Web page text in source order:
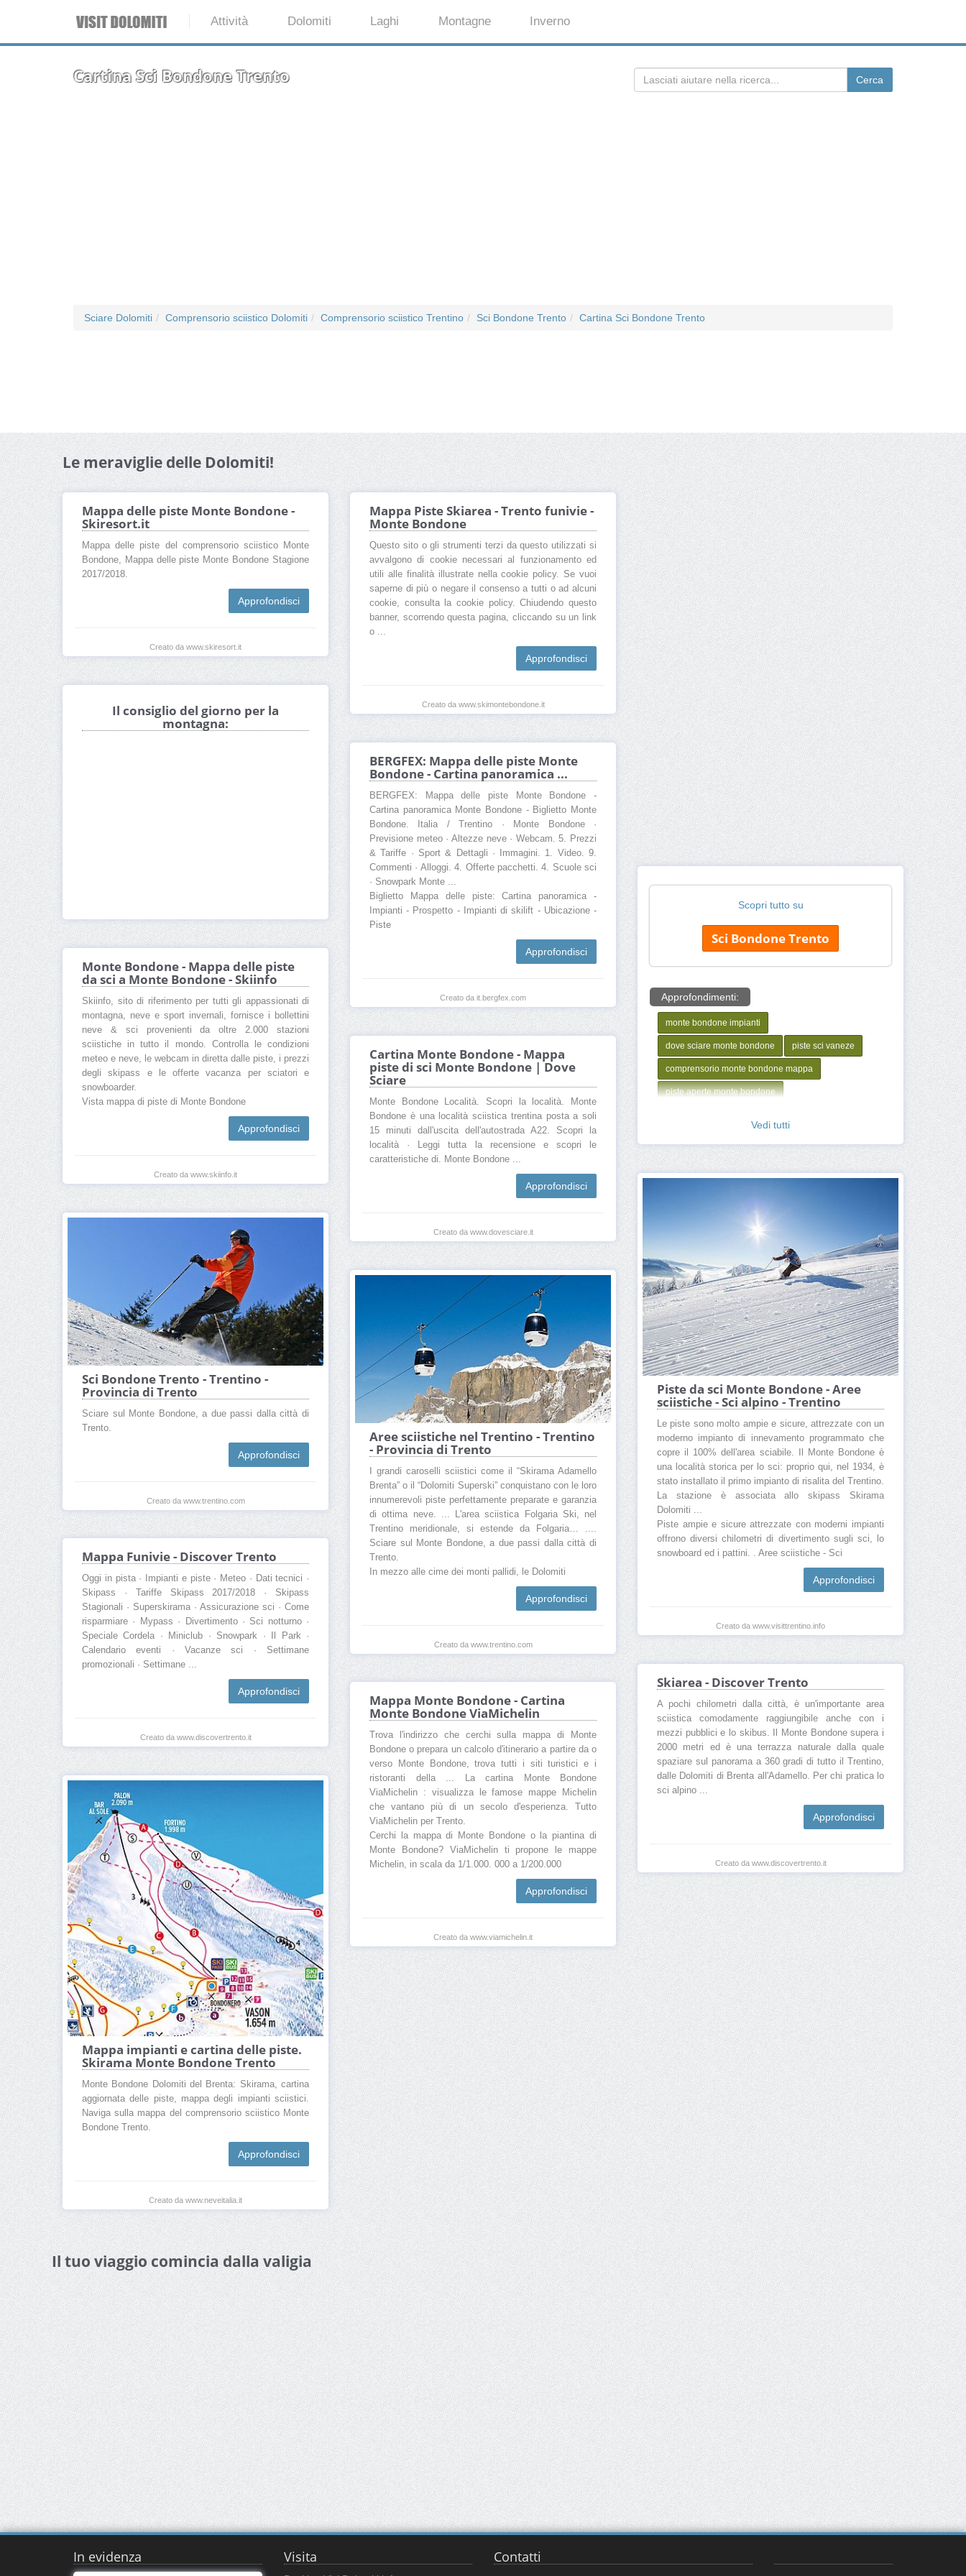
Attività Dolomiti Laghi Montagne Inverno
Cartina Sci Bondone Trento
Sciare Dolomiti Comprensorio sciistico Dolomiti Comprensorio sciistico Trentino Sci Bondone Trento Cartina Sci Bondone Trento
Le meraviglie delle Dolomiti!
Mappa delle piste Monte Bondone -
Skiresort.it
Mappa delle piste del comprensorio sciistico Monte
Bondone, Mappa delle piste Monte Bondone Stagione
2017/2018.
Approfondisci
Creato da www.skiresort.it
Mappa Piste Skiarea - Trento funivie -
Monte Bondone
Questo sito o gli strumenti terzi da questo utilizzati si
avvalgono di cookie necessari al funzionamento ed
utili alle finalità illustrate nella cookie policy. Se vuoi
saperne di più o negare il consenso a tutti o ad alcuni
cookie, consulta la cookie policy. Chiudendo questo
banner, scorrendo questa pagina, cliccando su un link
o ...
Approfondisci
Creato da www.skimontebondone.it
Scopri tutto su
Sci Bondone Trento
Approfondimenti:
monte bondone impianti
dove sciare monte bondone piste sci vaneze
comprensorio monte bondone mappa
piste aperte monte bondone
Vedi tutti
Il consiglio del giorno per la
montagna:
BERGFEX: Mappa delle piste Monte
Bondone - Cartina panoramica ...
BERGFEX: Mappa delle piste Monte Bondone -
Cartina panoramica Monte Bondone - Biglietto Monte
Bondone. Italia / Trentino · Monte Bondone ·
Previsione meteo · Altezze neve · Webcam. 5. Prezzi
& Tariffe · Sport & Dettagli · Immagini. 1. Video. 9.
Commenti · Alloggi. 4. Offerte pacchetti. 4. Scuole sci
· Snowpark Monte ...
Biglietto Mappa delle piste: Cartina panoramica -
Impianti - Prospetto - Impianti di skilift - Ubicazione -
Piste
Approfondisci
Creato da it.bergfex.com
Monte Bondone - Mappa delle piste
da sci a Monte Bondone - Skiinfo
Skiinfo, sito di riferimento per tutti gli appassionati di
montagna, neve e sport invernali, fornisce i bollettini
neve & sci provenienti da oltre 2.000 stazioni
sciistiche in tutto il mondo. Controlla le condizioni
meteo e neve, le webcam in diretta dalle piste, i prezzi
degli skipass e le offerte vacanza per sciatori e
snowboarder.
Vista mappa di piste di Monte Bondone
Approfondisci
Creato da www.skiinfo.it
Cartina Monte Bondone - Mappa
piste di sci Monte Bondone | Dove
Sciare
Monte Bondone Località. Scopri la località. Monte
Bondone è una località sciistica trentina posta a soli
15 minuti dall'uscita dell'autostrada A22. Scopri la
località · Leggi tutta la recensione e scopri le
caratteristiche di. Monte Bondone ...
Approfondisci
Creato da www.dovesciare.it
Piste da sci Monte Bondone - Aree
sciistiche - Sci alpino - Trentino
Le piste sono molto ampie e sicure, attrezzate con un
moderno impianto di innevamento programmato che
copre il 100% dell'area sciabile. Il Monte Bondone è
una località storica per lo sci: proprio qui, nel 1934, è
stato installato il primo impianto di risalita del Trentino.
La stazione è associata allo skipass Skirama
Dolomiti ...
Piste ampie e sicure attrezzate con moderni impianti
offrono diversi chilometri di divertimento sugli sci, lo
snowboard ed i pattini. . Aree sciistiche - Sci
Approfondisci
Creato da www.visittrentino.info
Sci Bondone Trento - Trentino -
Provincia di Trento
Sciare sul Monte Bondone, a due passi dalla città di
Trento.
Approfondisci
Creato da www.trentino.com
Aree sciistiche nel Trentino - Trentino
- Provincia di Trento
I grandi caroselli sciistici come il “Skirama Adamello
Brenta” o il “Dolomiti Superski” conquistano con le loro
innumerevoli piste perfettamente preparate e garanzia
di ottima neve. ... L'area sciistica Folgaria Ski, nel
Trentino meridionale, si estende da Folgaria… ....
Sciare sul Monte Bondone, a due passi dalla città di
Trento.
In mezzo alle cime dei monti pallidi, le Dolomiti
Approfondisci
Creato da www.trentino.com
Mappa Funivie - Discover Trento
Oggi in pista · Impianti e piste · Meteo · Dati tecnici ·
Skipass · Tariffe Skipass 2017/2018 · Skipass
Stagionali · Superskirama · Assicurazione sci · Come
risparmiare · Mypass · Divertimento · Sci notturno ·
Speciale Cordela · Miniclub · Snowpark · Il Park ·
Calendario eventi · Vacanze sci · Settimane
promozionali · Settimane ...
Approfondisci
Creato da www.discovertrento.it
Skiarea - Discover Trento
A pochi chilometri dalla città, è un'importante area
sciistica comodamente raggiungibile anche con i
mezzi pubblici e lo skibus. Il Monte Bondone supera i
2000 metri ed è una terrazza naturale dalla quale
spaziare sul panorama a 360 gradi di tutto il Trentino,
dalle Dolomiti di Brenta all'Adamello. Per chi pratica lo
sci alpino ...
Approfondisci
Creato da www.discovertrento.it
Mappa Monte Bondone - Cartina
Monte Bondone ViaMichelin
Trova l'indirizzo che cerchi sulla mappa di Monte
Bondone o prepara un calcolo d'itinerario a partire da o
verso Monte Bondone, trova tutti i siti turistici e i
ristoranti della ... La cartina Monte Bondone
ViaMichelin : visualizza le famose mappe Michelin
che vantano più di un secolo d'esperienza. Tutto
ViaMichelin per Trento.
Cerchi la mappa di Monte Bondone o la piantina di
Monte Bondone? ViaMichelin ti propone le mappe
Michelin, in scala da 1/1.000. 000 a 1/200.000
Approfondisci
Creato da www.viamichelin.it
Mappa impianti e cartina delle piste.
Skirama Monte Bondone Trento
Monte Bondone Dolomiti del Brenta: Skirama, cartina
aggiornata delle piste, mappa degli impianti sciistici.
Naviga sulla mappa del comprensorio sciistico Monte
Bondone Trento.
Approfondisci
Creato da www.neveitalia.it
Il tuo viaggio comincia dalla valigia
In evidenza Visita Contatti